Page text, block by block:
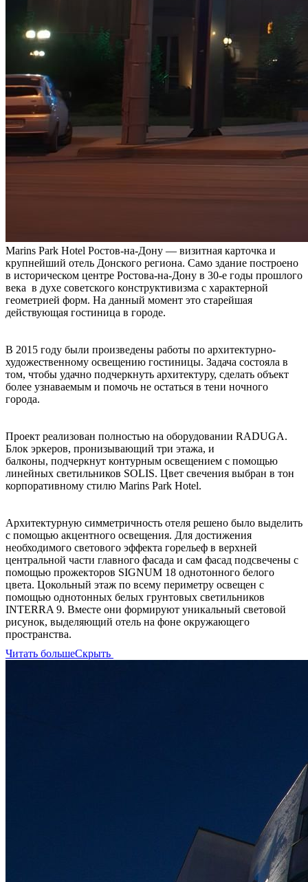
Marins Park Hotel Ростов-на-Дону — визитная карточка и
крупнейший отель Донского региона. Само здание построено
в историческом центре Ростова-на-Дону в 30-е годы прошлого
века в духе советского конструктивизма с характерной
геометрией форм. На данный момент это старейшая
действующая гостиница в городе.
В 2015 году были произведены работы по архитектурно-
художественному освещению гостиницы. Задача состояла в
том, чтобы удачно подчеркнуть архитектуру, сделать объект
более узнаваемым и помочь не остаться в тени ночного
города.
Проект реализован полностью на оборудовании RADUGA.
Блок эркеров, пронизывающий три этажа, и
балконы, подчеркнут контурным освещением с помощью
линейных светильников SOLIS. Цвет свечения выбран в тон
корпоративному стилю Marins Park Hotel.
Архитектурную симметричность отеля решено было выделить
с помощью акцентного освещения. Для достижения
необходимого светового эффекта горельеф в верхней
центральной части главного фасада и сам фасад подсвечены с
помощью прожекторов SIGNUM 18 однотонного белого
цвета. Цокольный этаж по всему периметру освещен с
помощью однотонных белых грунтовых светильников
INTERRA 9. Вместе они формируют уникальный световой
рисунок, выделяющий отель на фоне окружающего
пространства.
Читать большеСкрыть